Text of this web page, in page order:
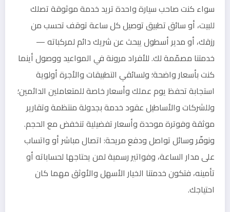
سواء كنت صاحب سيارة واحدة تريد خدمة موثوقة تصلك
للبيت، أو سائق تطبيق توصيل كل ساعة توقف تحسب من
رزقك، أو مدير أسطول يبحث عن شريك دائم لمركباته —
خدمتنا مصمّمة لك. للأفراد مرونة في المواعيد ووصول أينما
كنت بأسعار واضحة؛ ولسائقي التطبيقات والأجرة أولوية
استجابة تحفظ يوم عملك وأسعار خاصة للمتعاملين الدائمين؛
وللشركات والأساطيل عقود خدمة بجدولة منتظمة وتقارير
موثقة وفوترة موحدة وأسعار تفضيلية تنخفض مع الحجم.
ونوفّر وسائل تواصل ودفع مريحة: اتصال مباشر أو واتساب
على مدار الساعة، وفواتير رسمية لمن يحتاجها لحساباته أو
تأمينه، فتكون خدمتنا الخيار الأسهل والأوثق مهما كان
احتياجك.